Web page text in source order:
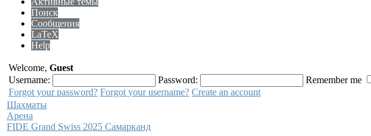
Поиск
Сообщения
LaTeX
Help
Welcome, Guest
Username:
Password:
Remember me
Forgot your password? Forgot your username? Create an account
Шахматы
Арена
FIDE Grand Swiss 2025 Самарканд